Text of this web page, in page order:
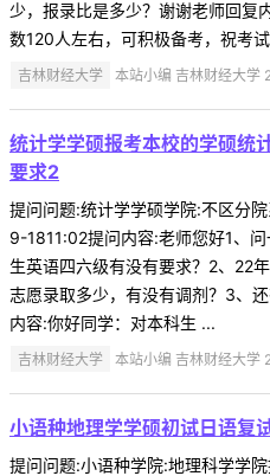
少，报录比是多少？谢谢老师回复
数120人左右，可积极备考，祝考
吉林财经大学 本站小编 吉林财经大
统计学学硕报考本校的学硕统
要求2
提问问题:统计学学硕学院:不区分
9-1811:02提问内容:老师您好1、
生英语四六级有没有要求？2、22
志愿录取多少，有没有调剂？3、
内容:你好同学：对本科生 ...
吉林财经大学 本站小编 吉林财经大
小语种地理学学硕初试日语复
提问问题:小语种学院:地理科学学